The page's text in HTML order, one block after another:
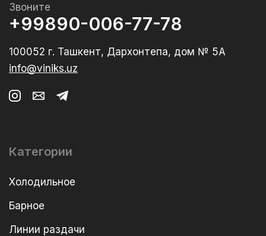
Звоните
+99890-006-77-78
100052 г. Ташкент, Дархонтепа, дом № 5А
info@viniks.uz
Категории
Холодильное
Барное
Линии раздачи